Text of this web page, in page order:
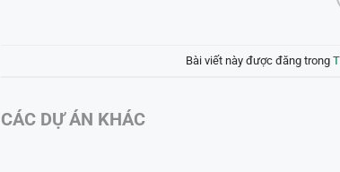
Bài viết này được đăng trong
CÁC DỰ ÁN KHÁC